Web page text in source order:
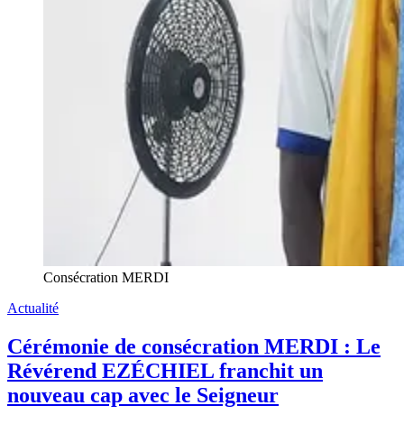
Consécration MERDI
Actualité
Cérémonie de consécration MERDI : Le
Révérend EZÉCHIEL franchit un
nouveau cap avec le Seigneur